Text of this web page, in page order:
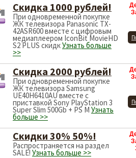
Скидка 1000 рублей!
При одновременной покупке
ЖК телевизора Panasonic TX-
42ASR600 вместе с цифровым
медиаплеером IconBit MovieHD
S2 PLUS скидкУзнать больше
>>
Скидка 2000 рублей!
При одновременной покупке
ЖК телевизора Samsung
UE40H6410AU вместе с
приставкой Sony PlayStation 3
Super Slim 500Gb + PS M Узнать
больше >>
Скидки 30% 50%!
Распространяется на раздел
SALE! Узнать больше >>